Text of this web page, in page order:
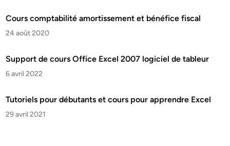
Cours comptabilité amortissement et bénéfice fiscal
24 août 2020
Support de cours Office Excel 2007 logiciel de tableur
6 avril 2022
Tutoriels pour débutants et cours pour apprendre Excel
29 avril 2021